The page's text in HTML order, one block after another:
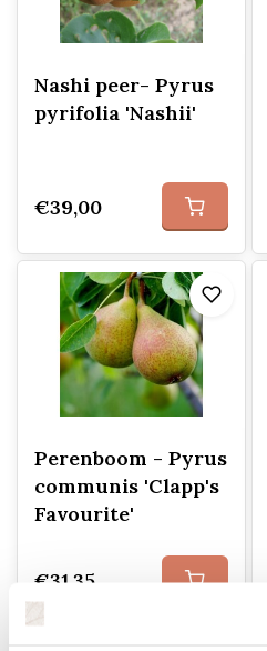
Nashi peer- Pyrus
pyrifolia 'Nashii'
€39,00
Perenboom - Pyrus
communis 'Clapp's
Favourite'
€31,35